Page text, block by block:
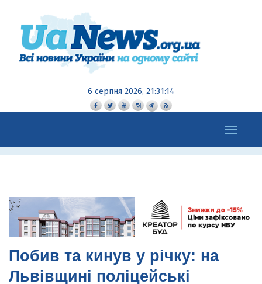
6 серпня 2026, 21:31:16
Toggle
navigation
Побив та кинув у річку: на
Львівщині поліцейські